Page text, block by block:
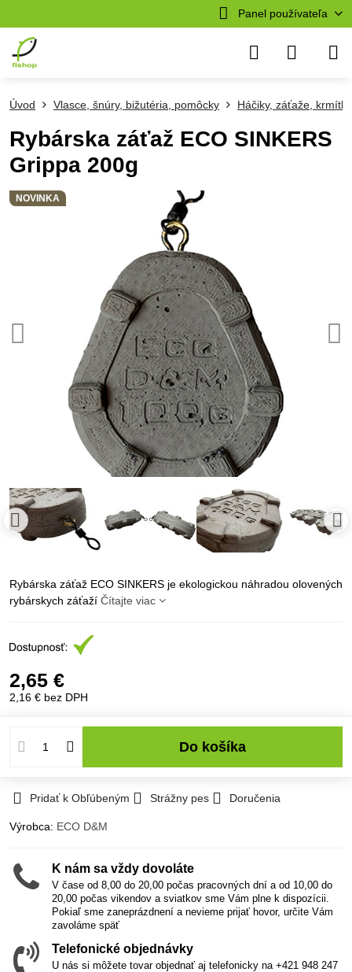
Panel používateľa
NOVINKA
Úvod Vlasce, šnúry, bižutéria, pomôcky Háčiky, záťaže, krmítka
Rybárska záťaž ECO SINKERS
Grippa 200g
Rybárska záťaž ECO SINKERS je ekologickou náhradou olovených
rybárskych záťaží Čítajte viac
2,65 €
2,16 € bez DPH
Do košíka
Pridať k Obľúbeným Strážny pes Doručenia
Výrobca: ECO D&M
K nám sa vždy dovoláte
V čase od 8,00 do 20,00 počas pracovných dní a od 10,00 do
20,00 počas vikendov a sviatkov sme Vám plne k dispozícii.
Pokiaľ sme zaneprázdnení a nevieme prijať hovor, určite Vám
zavoláme späť
Telefonické objednávky
U nás si môžete tovar objednať aj telefonicky na +421 948 247